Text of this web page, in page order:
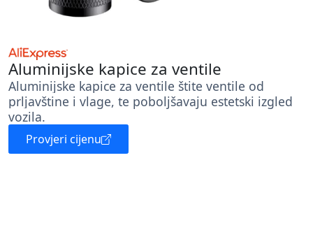
Aluminijske kapice za ventile
Aluminijske kapice za ventile štite ventile od
prljavštine i vlage, te poboljšavaju estetski izgled
vozila.
Provjeri cijenu